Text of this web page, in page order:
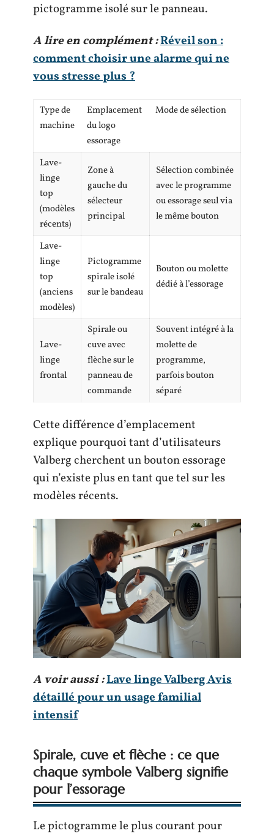
pictogramme isolé sur le panneau.
A lire en complément :Réveil son :
comment choisir une alarme qui ne
vous stresse plus ?
Type de
machine
Emplacement
du logo
essorage
Mode de sélection
Lave-
linge
top
(modèles
récents)
Zone à
gauche du
sélecteur
principal
Sélection combinée
avec le programme
ou essorage seul via
le même bouton
Lave-
linge
top
(anciens
modèles)
Pictogramme
spirale isolé
sur le bandeau
Bouton ou molette
dédié à l’essorage
Lave-
linge
frontal
Spirale ou
cuve avec
flèche sur le
panneau de
commande
Souvent intégré à la
molette de
programme,
parfois bouton
séparé
Cette différence d’emplacement
explique pourquoi tant d’utilisateurs
Valberg cherchent un bouton essorage
qui n’existe plus en tant que tel sur les
modèles récents.
A voir aussi :Lave linge Valberg Avis
détaillé pour un usage familial
intensif
Spirale, cuve et flèche : ce que
chaque symbole Valberg signifie
pour l’essorage
Le pictogramme le plus courant pour